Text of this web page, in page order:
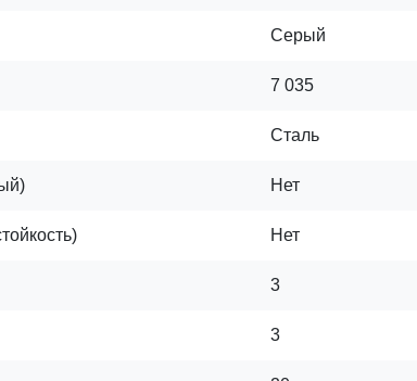
Серый
7 035
Сталь
Нет
Нет
3
3